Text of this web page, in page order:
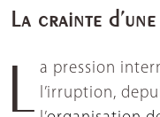
La crainte
l’irruption,